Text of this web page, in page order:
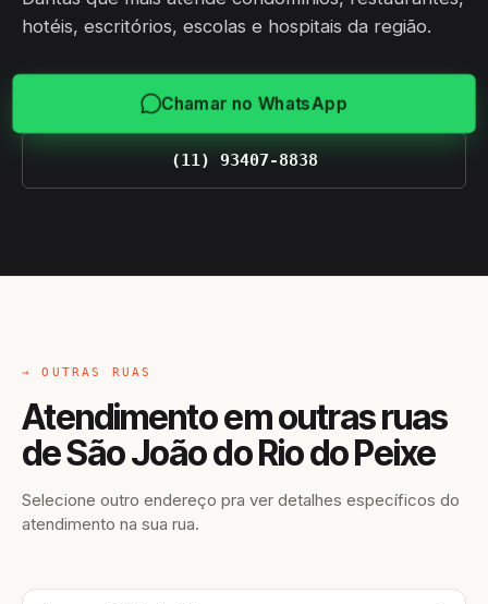
hotéis, escritórios, escolas e hospitais da região.
Chamar no WhatsApp
(11) 93407-8838
→ OUTRAS RUAS
Atendimento em outras ruas
de São João do Rio do Peixe
Selecione outro endereço pra ver detalhes específicos do
atendimento na sua rua.